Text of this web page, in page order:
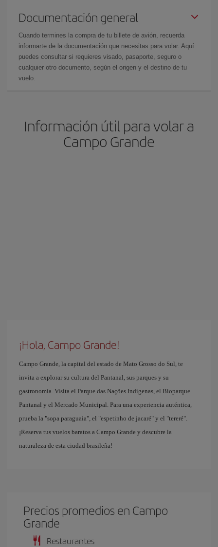
Documentación general
Cuando termines la compra de tu billete de avión, recuerda
informarte de la documentación que necesitas para volar. Aquí
puedes consultar si requieres visado, pasaporte, seguro o
cualquier otro documento, según el origen y el destino de tu
vuelo.
Información útil para volar a
Campo Grande
¡Hola, Campo Grande!
Campo Grande, la capital del estado de Mato Grosso do Sul, te
invita a explorar su cultura del Pantanal, sus parques y su
gastronomía. Visita el Parque das Nações Indígenas, el Bioparque
Pantanal y el Mercado Municipal. Para una experiencia auténtica,
prueba la "sopa paraguaia", el "espetinho de jacaré" y el "tereré".
¡Reserva tus vuelos baratos a Campo Grande y descubre la
naturaleza de esta ciudad brasileña!
Precios promedios en Campo
Grande
Restaurantes